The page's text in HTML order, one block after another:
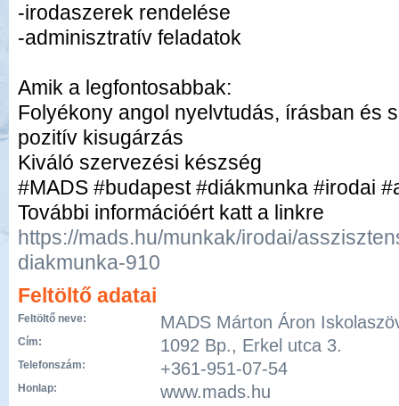
-irodaszerek rendelése
-adminisztratív feladatok
Amik a legfontosabbak:
Folyékony angol nyelvtudás, írásban és
pozitív kisugárzás
Kiváló szervezési készség
#MADS #budapest #diákmunka #irodai
További információért katt a linkre
https://mads.hu/munkak/irodai/
diakmunka-910
Feltöltő adatai
Feltöltő neve: MADS Márton Áron
Cím: 1092 Bp., Erkel utca 3.
Telefonszám: +361-951-07-54
Honlap: www.mads.hu